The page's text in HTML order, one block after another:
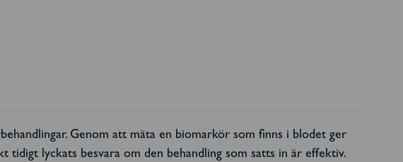
Genom att mäta en biomarkör som finns i blodet ger
lyckats besvara om den behandling som satts in är effektiv.